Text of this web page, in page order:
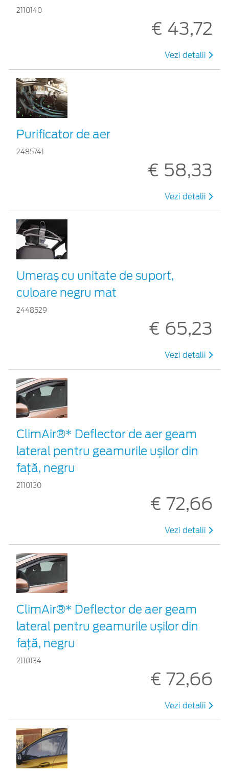
2110140
€ 43,72
Vezi detalii
Purificator de aer
2485741
€ 58,33
Vezi detalii
Umeraș cu unitate de suport,
culoare negru mat
2448529
€ 65,23
Vezi detalii
ClimAir®* Deflector de aer geam
lateral pentru geamurile ușilor din
față, negru
2110130
€ 72,66
Vezi detalii
ClimAir®* Deflector de aer geam
lateral pentru geamurile ușilor din
față, negru
2110134
€ 72,66
Vezi detalii